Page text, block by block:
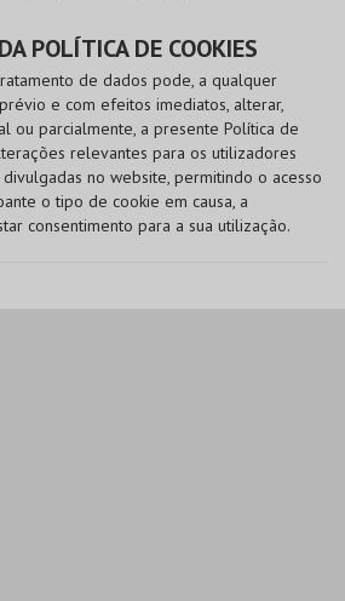
POLÍTICA DE COOKIES
de dados pode, a qualquer
e com efeitos imediatos, alterar,
ou parcialmente, a presente Política de
relevantes para os utilizadores
no website, permitindo o acesso
o tipo de cookie em causa, a
consentimento para a sua utilização.